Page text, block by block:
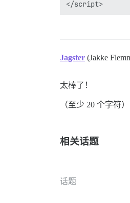
Jagster (Jakke
太棒了！
（至少 20 个字符）
相关话题
话题